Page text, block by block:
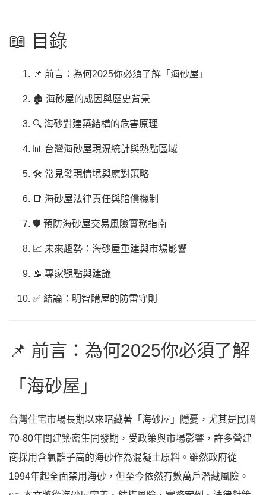
📖 目錄
📌 前言：為何2025你必須了解「海砂屋」
🏚️ 海砂屋的成因與歷史背景
🔍 海砂對建築結構的危害原理
📊 台灣海砂屋現況統計與熱點區域
🛠️ 常見發現情境與應對策略
📑 海砂屋法律責任與賠償機制
🛡️ 預防海砂屋交易風險實務指南
📈 未來趨勢：海砂屋重建與市場影響
📝 專家觀點與建議
✅ 結論：明智購屋的防雷守則
📌 前言：為何2025你必須了解
「海砂屋」
台灣住宅市場長期以來暗藏著「海砂屋」隱憂，尤其是民國
70-80年間建築密集開發期，受政策與市場影響，許多營建
商採用含氯離子高的海砂作為混凝土原料。雖然政府從
1994年起全面禁用海砂，但至今依然有數萬戶潛藏風險。